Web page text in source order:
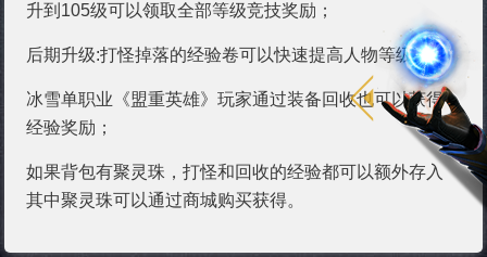
升到105级可以领取全部等级竞技奖励；
后期升级:打怪掉落的经验卷可以快速提高人物等级；
冰雪单职业《盟重英雄》玩家通过装备回收也可以获得
经验奖励；
如果背包有聚灵珠，打怪和回收的经验都可以额外存入
其中聚灵珠可以通过商城购买获得。